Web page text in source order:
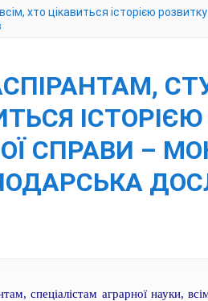
хто цікавиться історією
СПРАВИ –
спеціалістам аграрної науки,